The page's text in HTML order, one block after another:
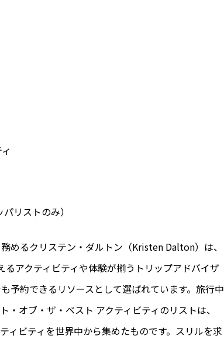
リストのみ）
めるクリステン・ダルトン（Kristen Dalton）は、
アクティビティや体験が揃うトリップアドバイザ
予約できるリソースとして選ばれています。旅行中
・オブ・ザ・ベスト アクティビティのリストは、
ィビティを世界中から集めたものです。スリルを求